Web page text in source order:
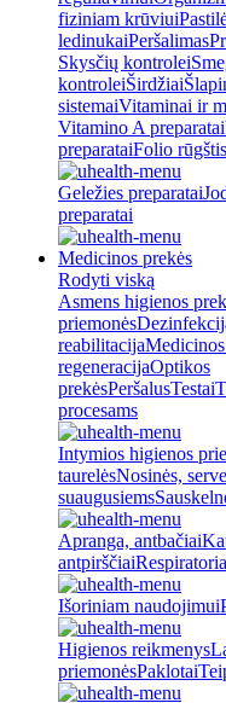
fiziniam krūviui
ledinukaiPeršalimas
Skysčių kontrolei
kontroleiŠirdžiai
sistemaiVitaminai ir
Vitamino A preparatai
preparataiFolio
Geležies preparatai
preparatai
Medicinos prekės
Rodyti viską
Asmens higienos
priemonės
reabilitacija
regeneracijaOptikos
prekėsPeršalusTestai
procesams
Intymios higienos
taurelėsNosinės,
suaugusiems
Apranga, antbačiai
antpirščiai
Išoriniam naudojimui
Higienos reikmenys
priemonėsPaklotai